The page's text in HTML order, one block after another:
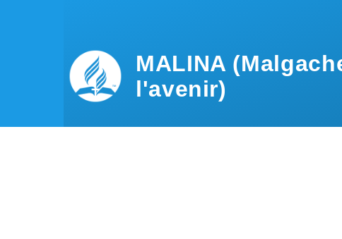
MALINA
l'avenir)